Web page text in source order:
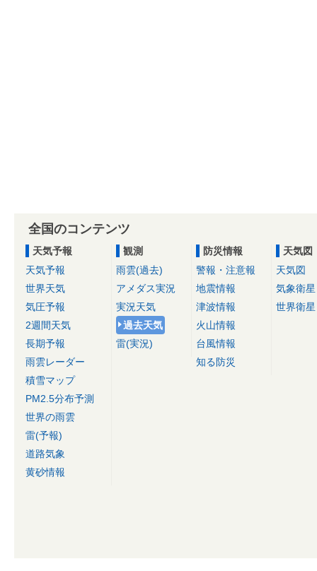
全国のコンテンツ
天気予報
天気予報
世界天気
気圧予報
2週間天気
長期予報
雨雲レーダー
積雪マップ
PM2.5分布予測
世界の雨雲
雷(予報)
道路気象
黄砂情報
観測
雨雲(過去)
アメダス実況
実況天気
過去天気
雷(実況)
防災情報
警報・注意報
地震情報
津波情報
火山情報
台風情報
知る防災
天気図
天気図
気象衛星
世界衛星